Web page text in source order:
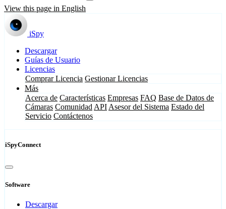
View this page in English
iSpy
Descargar
Guías de Usuario
Licencias
Comprar Licencia Gestionar Licencias
Más
Acerca de Características Empresas FAQ Base de Datos de
Cámaras Comunidad API Asesor del Sistema Estado del
Servicio Contáctenos
iSpyConnect
Software
Descargar